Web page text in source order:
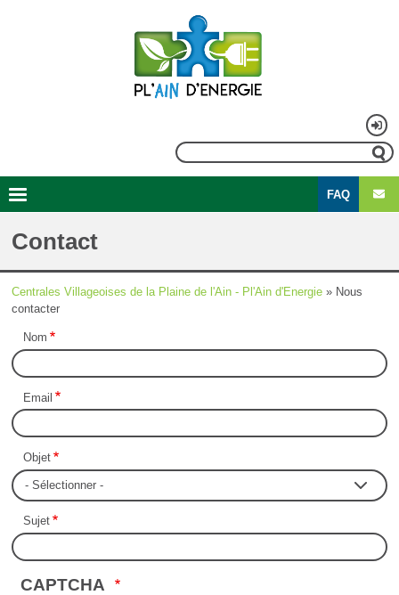
Rechercher
compte
de
Navigation
principale
FAQ
Contact
Fil
d'Ariane
Centrales Villageoises de la Plaine de l'Ain - Pl'Ain d'Energie
Nous
contacter
Nom
Email
Objet
Sujet
CAPTCHA